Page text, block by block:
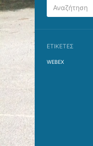
ΕΤΙΚΈΤΕΣ
WEBEX